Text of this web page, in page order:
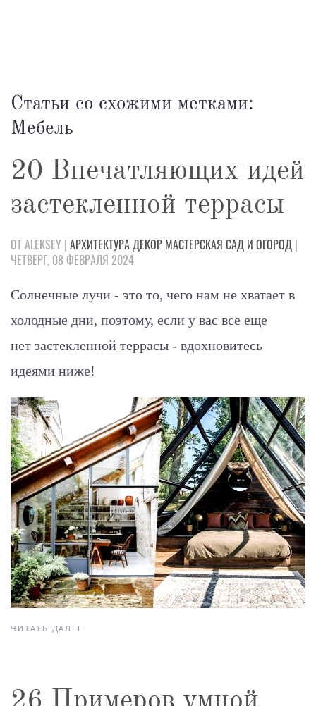
Статьи со схожими метками:
Мебель
20 Впечатляющих идей
застекленной террасы
ОТ ALEKSEY | АРХИТЕКТУРАДЕКОР МАСТЕРСКАЯ САД И ОГОРОД |
ЧЕТВЕРГ, 08 ФЕВРАЛЯ 2024
Солнечные лучи - это то, чего нам не хватает в
холодные дни, поэтому, если у вас все еще
нет застекленной террасы - вдохновитесь
идеями ниже!
ЧИТАТЬ ДАЛЕЕ